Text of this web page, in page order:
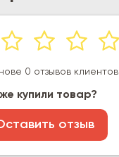
0 отзывов клиентов
купили товар?
отзыв